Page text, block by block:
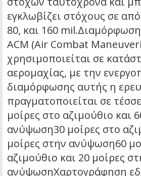
εγκλωβίζει στόχους σε
80, και 160
ACM (Air Combat
χρησιμοποιείται σε
αερομαχίας, με την
διαμόρφωσης αυτής η
πραγματοποιείται σε
μοίρες στο αζιμούθιο και
ανύψωση30 μοίρες στο
μοίρες στην ανύψωση60
αζιμούθιο και 20 μοίρες
ανύψωσηΧαρτογράφηση